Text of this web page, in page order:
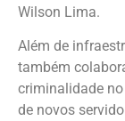
Wilson Lima.
Além de
também
criminalidade
de novos